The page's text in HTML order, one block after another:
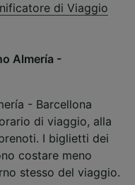
di Viaggio
Almería -
- Barcellona
di viaggio, alla
I biglietti dei
costare meno
stesso del viaggio.